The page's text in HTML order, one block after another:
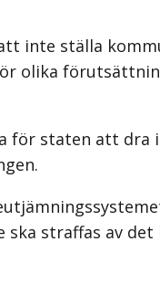
inte ställa
olika
för staten att
straffas av det